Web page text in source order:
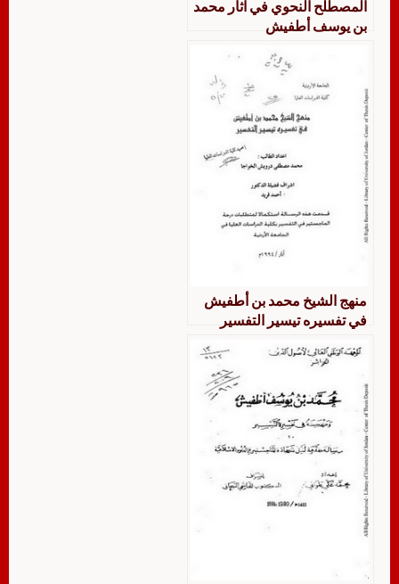
المصطلح النحوي في آثار محمد
بن يوسف أطفيش
منهج الشيخ محمد بن أطفيش
في تفسيره تيسير التفسير